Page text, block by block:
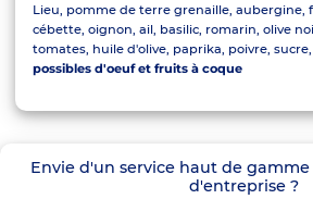
Lieu, pomme de terre grenaille, aubergine,
cébette, oignon, ail, basilic, romarin, olive
tomates, huile d'olive, paprika, poivre,
possibles d'oeuf et fruits à coque
Envie d'un service haut de
d'entreprise ?